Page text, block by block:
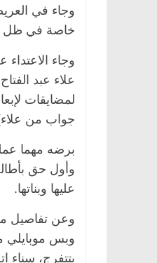
وجاء في
خاصة في ظل
وجاء
لمضايقات
جواب من
برضه مهما
وأول حق
عليها وبناتها.
وعن تفاصيل
وبس موبايلي
بتتفرج،
ناس وناس
فاروق.. خبير اقتصادي
ميلاده وحيداً على أبواب